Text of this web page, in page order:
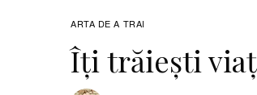
ARTA DE A TRAI
Îți trăiești